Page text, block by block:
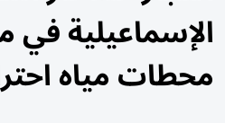
محطات مياه